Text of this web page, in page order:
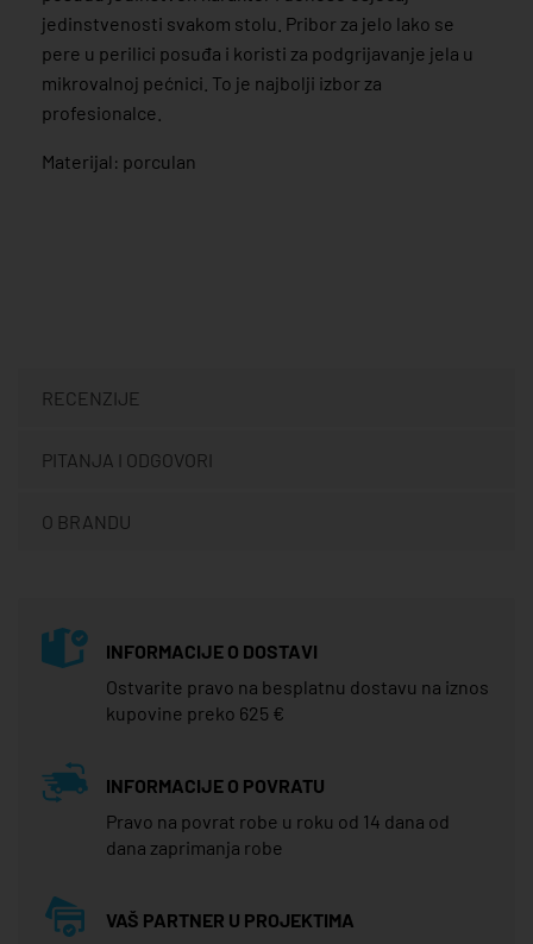
jedinstvenosti svakom stolu. Pribor za jelo lako se
pere u perilici posuđa i koristi za podgrijavanje jela u
mikrovalnoj pećnici. To je najbolji izbor za
profesionalce.
Materijal: porculan
RECENZIJE
PITANJA I ODGOVORI
O BRANDU
INFORMACIJE O DOSTAVI
Ostvarite pravo na besplatnu dostavu na iznos
kupovine preko 625 €
INFORMACIJE O POVRATU
Pravo na povrat robe u roku od 14 dana od
dana zaprimanja robe
VAŠ PARTNER U PROJEKTIMA